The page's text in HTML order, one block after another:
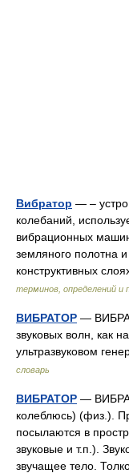
Вибратор — –
колебаний,
вибрационных
земляного полотна
конструктивных
терминов, определений и
ВИБРАТОР —
звуковых волн, как
ультразвуковом
словарь
ВИБРАТОР —
колеблюсь) (физ.).
посылаются в
звуковые и т.п.).
звучащее тело.